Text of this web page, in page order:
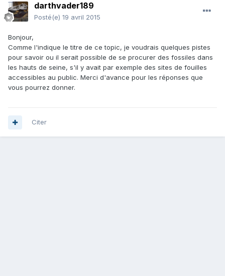
darthvader189
Posté(e) 19 avril 2015
Bonjour,
Comme l'indique le titre de ce topic, je voudrais quelques pistes
pour savoir ou il serait possible de se procurer des fossiles dans
les hauts de seine, s'il y avait par exemple des sites de fouilles
accessibles au public. Merci d'avance pour les réponses que
vous pourrez donner.
Citer